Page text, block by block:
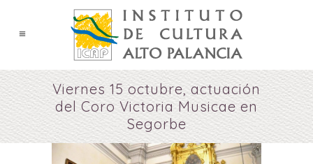
Viernes 15 octubre, actuación
del Coro Victoria Musicae en
Segorbe